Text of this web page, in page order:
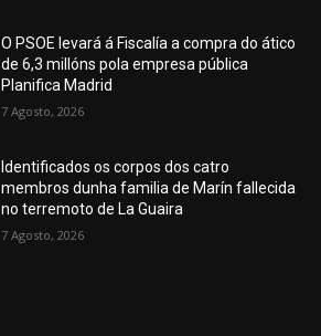
O PSOE levará á Fiscalía a compra do ático
de 6,3 millóns pola empresa pública
Planifica Madrid
7 Agosto, 2026
Identificados os corpos dos catro
membros dunha familia de Marín fallecida
no terremoto de La Guaira
7 Agosto, 2026